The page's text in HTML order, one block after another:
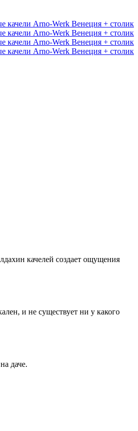
качелей создает ощущения
и не существует ни у какого
даче.